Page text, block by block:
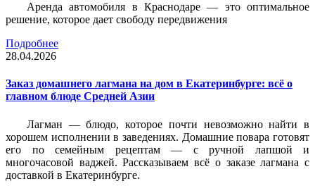
Аренда автомобиля в Краснодаре — это оптимальное
решение, которое дает свободу передвижения
Подробнее
28.04.2026
Заказ домашнего лагмана на дом в Екатеринбурге: всё о
главном блюде Средней Азии
Лагман — блюдо, которое почти невозможно найти в
хорошем исполнении в заведениях. Домашние повара готовят
его по семейным рецептам — с ручной лапшой и
многочасовой ваджей. Рассказываем всё о заказе лагмана с
доставкой в Екатеринбурге.